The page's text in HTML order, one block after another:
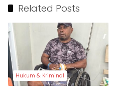
Related Posts
Hukum & Kriminal